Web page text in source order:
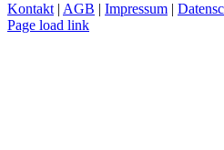
Kontakt | AGB | Impressum |
Page load link